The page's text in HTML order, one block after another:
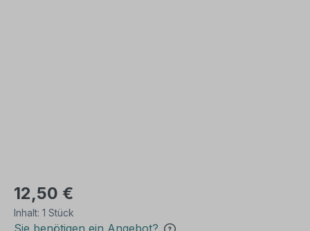
12,50 €
Inhalt: 1 Stück
Sie benötigen ein Angebot?